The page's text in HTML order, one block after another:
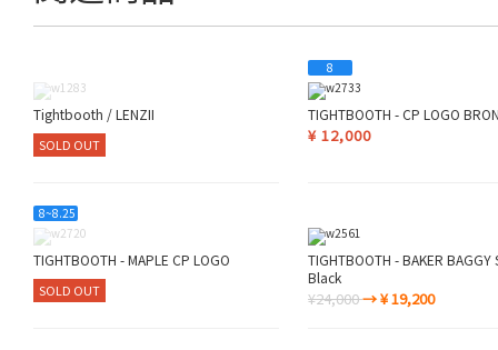
Tightbooth / LENZII
SOLD OUT
8
TIGHTBOOTH - CP LOGO
¥ 12,000
8~8.25
TIGHTBOOTH - MAPLE CP LOGO
SOLD OUT
TIGHTBOOTH - BAKER BAGGY
Black
¥24,000→ ¥ 19,200